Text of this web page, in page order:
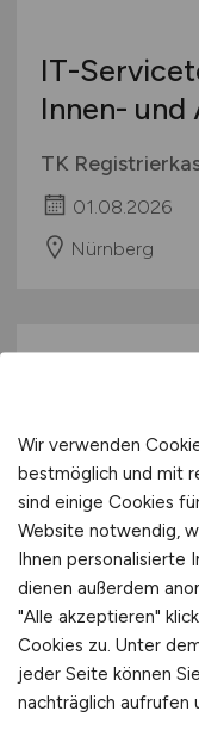
IT-
Innen- und
TK
01.08.2026
Nürnberg
Senior IT
Workflow-
BWI GmbH
31.07.2026
München,
Wir verwenden
bestmöglich und mit
sind einige Cookies
Website notwendig,
Ihnen personalisierte
dienen außerdem
"Alle akzeptieren"
Cookies zu. Unter
jeder Seite können
nachträglich aufrufen